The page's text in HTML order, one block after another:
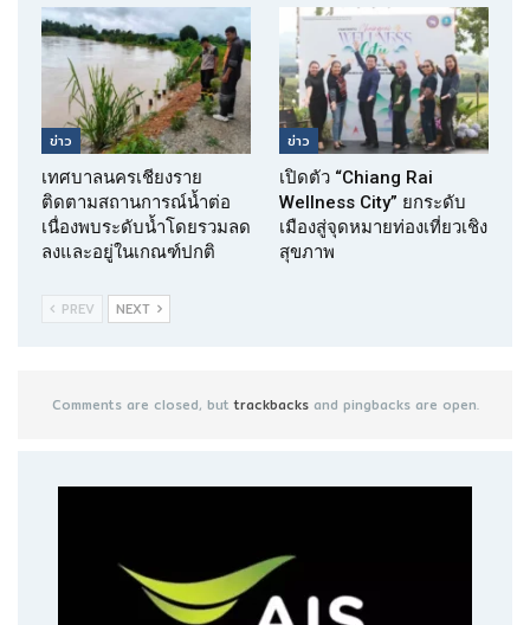
ข่าว
เทศบาลนครเชียงราย
ติดตามสถานการณ์น้ำต่อ
เนื่องพบระดับน้ำโดยรวมลด
ลงและอยู่ในเกณฑ์ปกติ
ข่าว
เปิดตัว “Chiang Rai
Wellness City” ยกระดับ
เมืองสู่จุดหมายท่องเที่ยวเชิง
สุขภาพ
PREV NEXT
Comments are closed, buttrackbacksand pingbacks are open.